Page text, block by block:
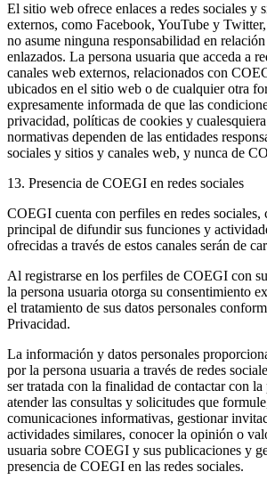
El sitio web ofrece enlaces a redes sociales y
externos, como Facebook, YouTube y
no asume ninguna responsabilidad en
enlazados. La persona usuaria que acceda a
canales web externos, relacionados con
ubicados en el sitio web o de cualquier otra
expresamente informada de que las
privacidad, políticas de cookies y
normativas dependen de las entidades
sociales y sitios y canales web, y nunca de
13. Presencia de COEGI en redes sociales
COEGI cuenta con perfiles en redes sociales,
principal de difundir sus funciones y
ofrecidas a través de estos canales serán de
Al registrarse en los perfiles de COEGI con
la persona usuaria otorga su consentimiento
el tratamiento de sus datos personales
Privacidad.
La información y datos personales
por la persona usuaria a través de redes
ser tratada con la finalidad de contactar con la
atender las consultas y solicitudes que
comunicaciones informativas, gestionar
actividades similares, conocer la opinión o
usuaria sobre COEGI y sus publicaciones y
presencia de COEGI en las redes sociales.